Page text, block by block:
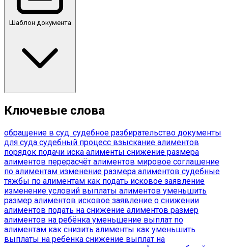
Шаблон документа
Ключевые слова
обращение в суд. судебное разбирательство документы
для суда судебный процесс взыскание алиментов
порядок подачи иска алименты снижение размера
алиментов перерасчёт алиментов мировое соглашение
по алиментам изменение размера алиментов судебные
тяжбы по алиментам как подать исковое заявление
изменение условий выплаты алиментов уменьшить
размер алиментов исковое заявление о снижении
алиментов подать на снижение алиментов размер
алиментов на ребёнка уменьшение выплат по
алиментам как снизить алименты как уменьшить
выплаты на ребёнка снижение выплат на